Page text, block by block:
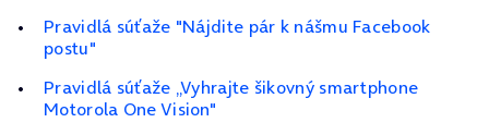
Pravidlá súťaže "Nájdite pár k nášmu Facebook
postu"
Pravidlá súťaže „Vyhrajte šikovný smartphone
Motorola One Vision"